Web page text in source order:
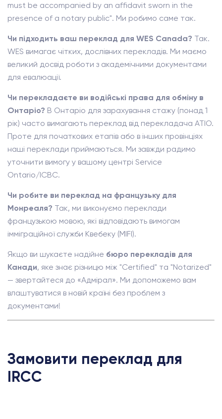
must be accompanied by an affidavit sworn in the
presence of a notary public". Ми робимо саме так.
Чи підходить ваш переклад для WES Canada? Так.
WES вимагає чітких, дослівних перекладів. Ми маємо
великий досвід роботи з академічними документами
для евалюації.
Чи перекладаєте ви водійські права для обміну в
Онтаріо? В Онтаріо для зарахування стажу (понад 1
рік) часто вимагають переклад від перекладача ATIO.
Проте для початкових етапів або в інших провінціях
наші переклади приймаються. Ми завжди радимо
уточнити вимогу у вашому центрі Service
Ontario/ICBC.
Чи робите ви переклад на французьку для
Монреаля? Так, ми виконуємо переклади
французькою мовою, які відповідають вимогам
імміграційної служби Квебеку (MIFI).
Якщо ви шукаєте надійне бюро перекладів для
Канади, яке знає різницю між "Certified" та "Notarized"
— звертайтеся до «Адмірал». Ми допоможемо вам
влаштуватися в новій країні без проблем з
документами!
Замовити переклад для
IRCC